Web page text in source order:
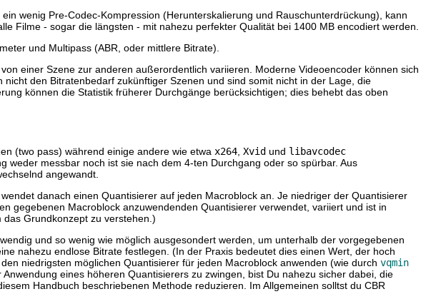
wenig Pre-Codec-Kompression (Herunterskalierung und Rauschunterdrückung), kann
Filme - sogar die längsten - mit nahezu perfekter Qualität bei 1400 MB encodiert werden.
und Multipass (ABR, oder mittlere Bitrate).
einer Szene zur anderen außerordentlich variieren. Moderne Videoencoder können sich
den Bitratenbedarf zukünftiger Szenen und sind somit nicht in der Lage, die
können die Statistik früherer Durchgänge berücksichtigen; dies behebt das oben
(two pass) während einige andere wie etwa x264, Xvid und libavcodec
weder messbar noch ist sie nach dem 4-ten Durchgang oder so spürbar. Aus
angewandt.
danach einen Quantisierer auf jeden Macroblock an. Je niedriger der Quantisierer
gegebenen Macroblock anzuwendenden Quantisierer verwendet, variiert und ist in
Grundkonzept zu verstehen.)
und so wenig wie möglich ausgesondert werden, um unterhalb der vorgegebenen
nahezu endlose Bitrate festlegen. (In der Praxis bedeutet dies einen Wert, der hoch
niedrigsten möglichen Quantisierer für jeden Macroblock anwenden (wie durch vqmin
eines höheren Quantisierers zu zwingen, bist Du nahezu sicher dabei, die
Handbuch beschriebenen Methode reduzieren. Im Allgemeinen solltst du CBR